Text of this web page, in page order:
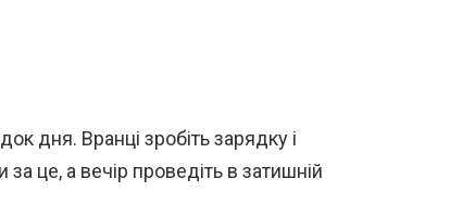
дня. Вранці зробіть зарядку і
це, а вечір проведіть в затишній